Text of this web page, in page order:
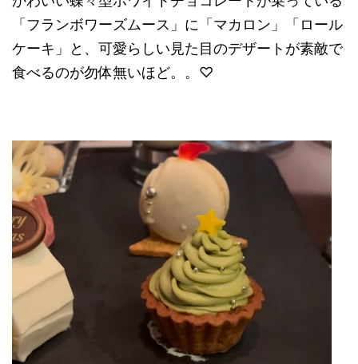
「 フランボワーズムース」に「マカロン」「ロール
ケーキ」と、可愛らしい見た目のデザートが素敵で
食べるのが勿体無いほど。。♡